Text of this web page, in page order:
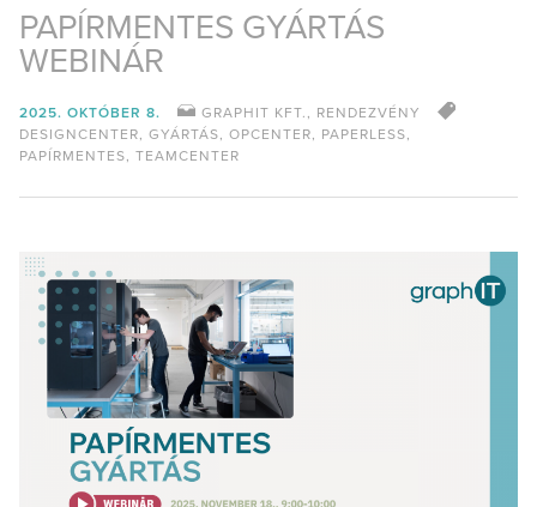
PAPÍRMENTES GYÁRTÁS
WEBINÁR
2025. OKTÓBER 8. GRAPHIT KFT. , RENDEZVÉNY
DESIGNCENTER, GYÁRTÁS, OPCENTER, PAPERLESS,
PAPÍRMENTES, TEAMCENTER